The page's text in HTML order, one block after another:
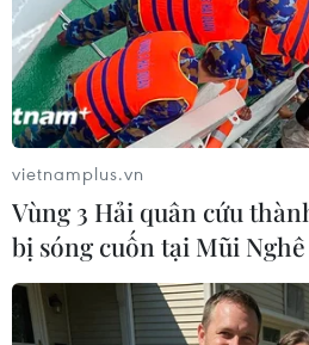
Theo dõi VietnamPlus
TIN LIÊN QUAN
vietnamplus.vn
Vùng 3 Hải quân cứu
bị sóng cuốn tại Mũi Nghê